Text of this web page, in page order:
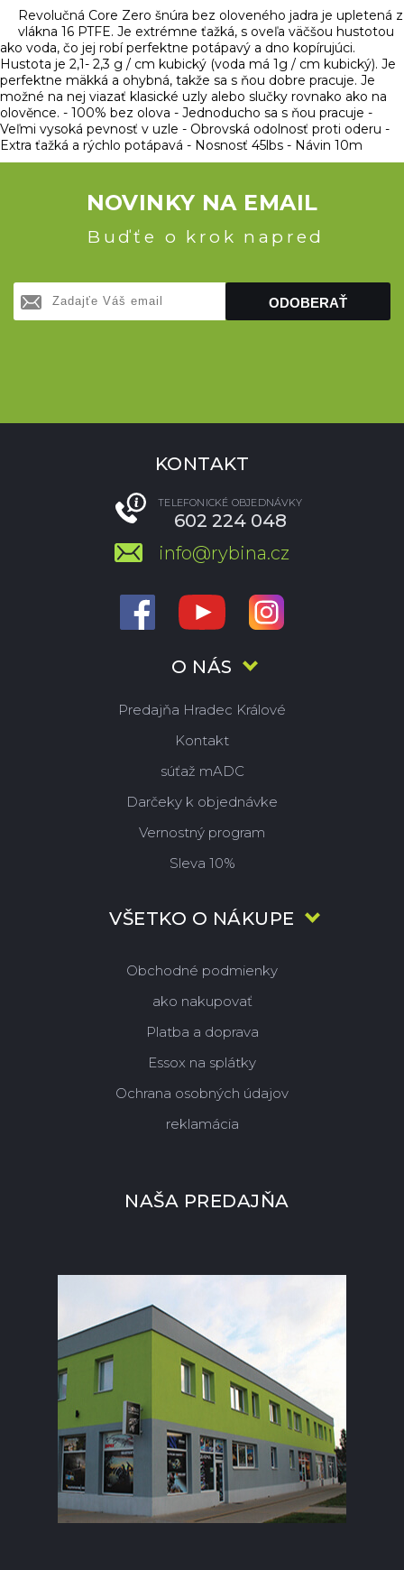
Revolučná Core Zero šnúra bez oloveného jadra je upletená z
vlákna 16 PTFE. Je extrémne ťažká, s oveľa väčšou hustotou
ako voda, čo jej robí perfektne potápavý a dno kopírujúci.
Hustota je 2,1- 2,3 g / cm kubický (voda má 1g / cm kubický). Je
perfektne mäkká a ohybná, takže sa s ňou dobre pracuje. Je
možné na nej viazať klasické uzly alebo slučky rovnako ako na
olověnce. - 100% bez olova - Jednoducho sa s ňou pracuje -
Veľmi vysoká pevnosť v uzle - Obrovská odolnosť proti oderu -
Extra ťažká a rýchlo potápavá - Nosnosť 45lbs - Návin 10m
NOVINKY NA EMAIL
Buďťe o krok napred
ODOBERAŤ
O NÁS
Predajňa Hradec Králové
Kontakt
súťaž mADC
Darčeky k objednávke
Vernostný program
Sleva 10%
VŠETKO O NÁKUPE
Obchodné podmienky
ako nakupovať
Platba a doprava
Essox na splátky
Ochrana osobných údajov
reklamácia
KONTAKT
TELEFONICKÉ OBJEDNÁVKY
602 224 048
info@rybina.cz
NAŠA PREDAJŇA